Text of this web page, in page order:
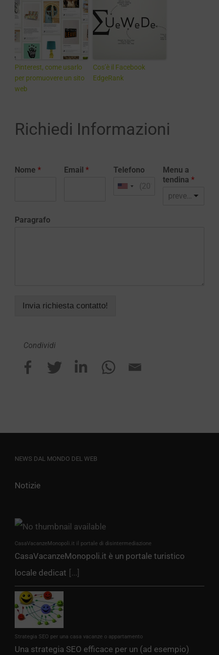
Pinterest, come usarlo
per promuovere un sito
web
Cos’è il Facebook
EdgeRank
Richiedi Informazioni
Nome * Email * Telefono
Menu a
tendina *
preventivo realizzazione sito web
Paragrafo
Invia richiesta contatto!
Condividi
NEWS DAL MONDO DEL WEB
Notizie
CasaVacanzeMonopoli.it il portale di disintermediazione
CasaVacanzeMonopoli.it è un portale turistico
locale dedicat [...]
Strategia SEO per una casa vacanze o appartamento
Una strategia SEO efficace per un (ad esempio)